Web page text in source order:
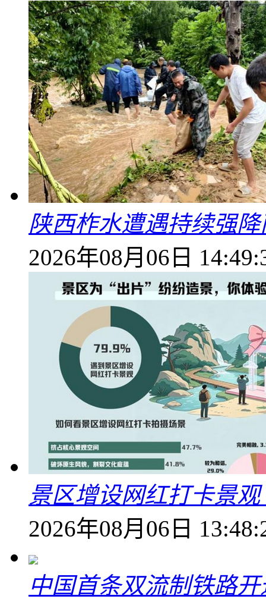
陕西柞水遭遇持续强
2026年08月06日
景区增设网红打卡景
2026年08月06日
中国首条双流制铁路